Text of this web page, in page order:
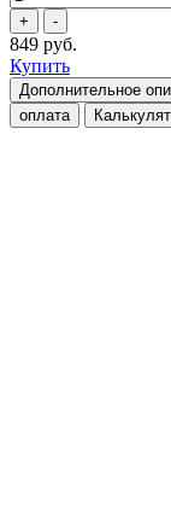
849 руб.
Купить
Дополнительное
оплата